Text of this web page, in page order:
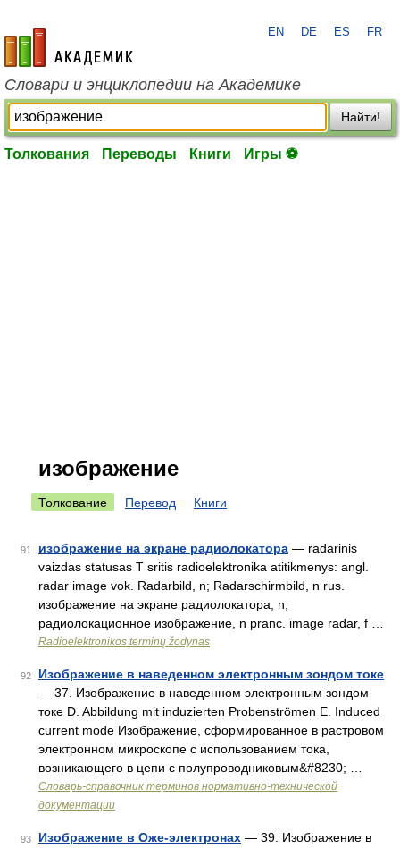
academic.ru
EN DE ES FR
Словари и энциклопедии на Академике
Найти!
Толкования Переводы Книги Игры ⚽
изображение
Толкование Перевод Книги
91 изображение на экране радиолокатора — radarinis
vaizdas statusas T sritis radioelektronika atitikmenys: angl.
radar image vok. Radarbild, n; Radarschirmbild, n rus.
изображение на экране радиолокатора, n;
радиолокационное изображение, n pranc. image radar, f …
Radioelektronikos terminų žodynas
92
Изображение в наведенном электронным зондом токе
— 37. Изображение в наведенном электронным зондом
токе D. Abbildung mit induzierten Probenströmen E. Induced
current mode Изображение, сформированное в растровом
электронном микроскопе с использованием тока,
возникающего в цепи с полупроводниковым&#8230; …
Словарь-справочник терминов нормативно-технической
документации
93 Изображение в Оже-электронах — 39. Изображение в